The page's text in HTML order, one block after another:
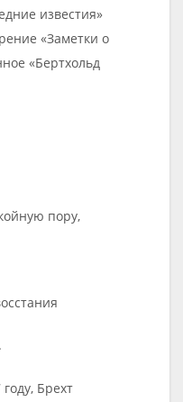
известия»
«Заметки о
«Бертхольд
пору,
Брехт